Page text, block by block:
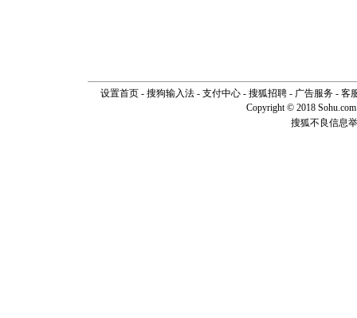
设置首页- 搜狗输入法- 支付中心- 搜狐招聘- 广告服务- 客
Copyright © 2018
搜狐不良信息